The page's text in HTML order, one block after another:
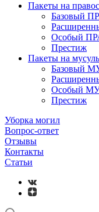
Пакеты на
Базовый
Особый
Престиж
Пакеты на
Базовый
Особый
Престиж
Уборка могил
Вопрос-ответ
Отзывы
Контакты
Статьи